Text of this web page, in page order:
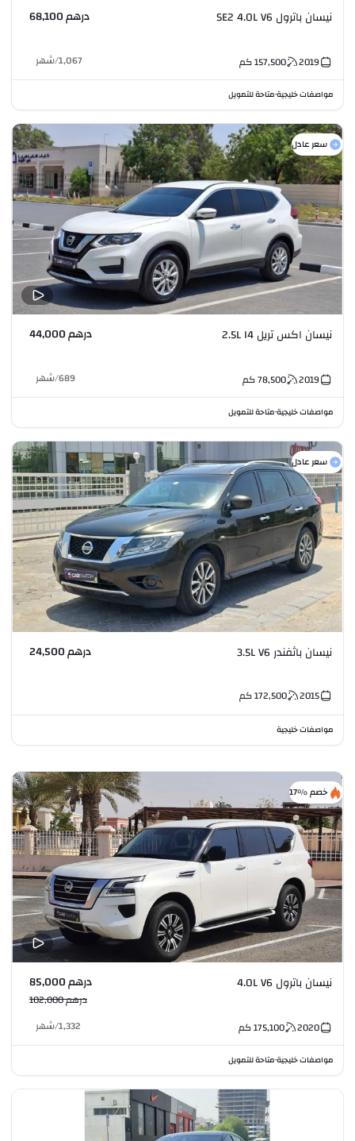
نيسان باترول SE2 4.0L V6 درهم 68,100
2019
157,500كم 1,067
/شهر
مواصفات خليجية•متاحة للتمويل
سعر عادل
نيسان اكس تريل 2.5L I4 درهم 44,000
2019
78,500كم 689
/شهر
مواصفات خليجية•متاحة للتمويل
سعر عادل
نيسان باثفندر 3.5L V6 درهم 24,500
2015
172,500كم
مواصفات خليجية
خصم %17
نيسان باترول 4.0L V6 درهم 85,000
درهم 102,000
2020
175,100كم 1,332
/شهر
مواصفات خليجية•متاحة للتمويل